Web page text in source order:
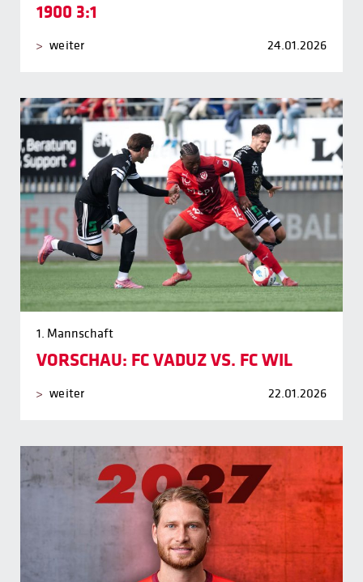
1900 3:1
weiter 24.01.2026
1. Mannschaft
VORSCHAU: FC VADUZ VS. FC WIL
weiter 22.01.2026